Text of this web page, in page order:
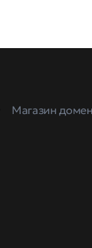
Магазин